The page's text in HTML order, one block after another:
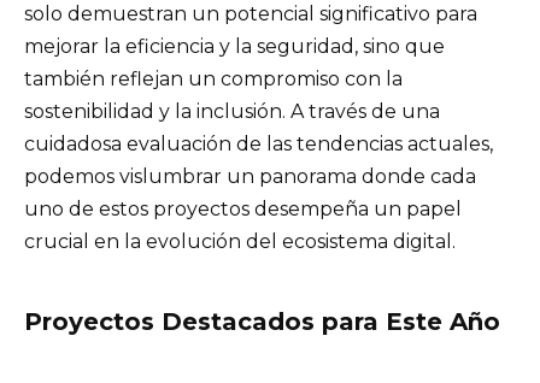
solo demuestran un potencial significativo para
mejorar la eficiencia y la seguridad, sino que
también reflejan un compromiso con la
sostenibilidad y la inclusión. A través de una
cuidadosa evaluación de las tendencias actuales,
podemos vislumbrar un panorama donde cada
uno de estos proyectos desempeña un papel
crucial en la evolución del ecosistema digital.
Proyectos Destacados para Este Año